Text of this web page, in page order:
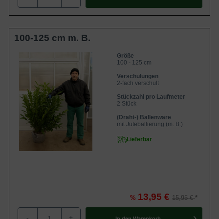
Blüten- und Fruchtbildung bei Prunus laurocerasus
'Herbergii'
laurocerasus 'Herbergii'
Der ideale Standort
Pflegeempfehlungen für Kirschlorbeer 'Herbergii'
Pflanzzeit
Rückschnitt
Bewässerung
Düngung
Krankheiten des Prunus laurocerasus 'Herbergii'
Schrotschuss
Echter und Falscher Mehltau
Trockenschäden durch Frost
Häufige Fragen zu Prunus laurocerasus 'Herbergii' /
Kirschlorbeer 'Herbergii'
Wie hoch und breit wird Prunus laurocerasus
Besonderheiten und Verwendungsmöglichkeiten des
Prunus laurocerasus 'Herbergii'
100-125 cm m. B.
Größe
100 - 125 cm
Verschulungen
2-fach verschult
Stückzahl pro Laufmeter
2 Stück
(Draht-) Ballenware
mit Juteballierung (m. B.)
Lieferbar
% 13,95 € 15,95 €